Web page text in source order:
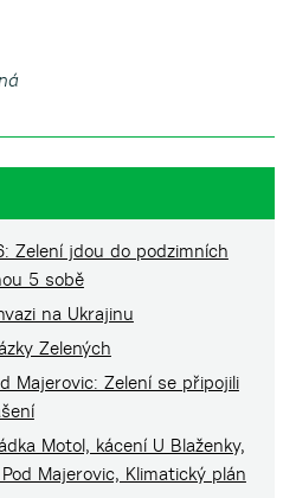
Zelení jdou do podzimních
5 sobě
na Ukrajinu
Zelených
Majerovic: Zelení se připojili
Motol, kácení U Blaženky,
Majerovic, Klimatický plán